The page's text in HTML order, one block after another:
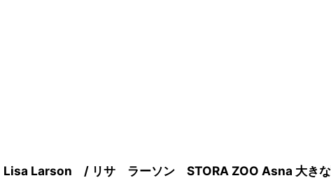
Lisa Larson / リサ ラーソン STORA ZOO Asna 大き